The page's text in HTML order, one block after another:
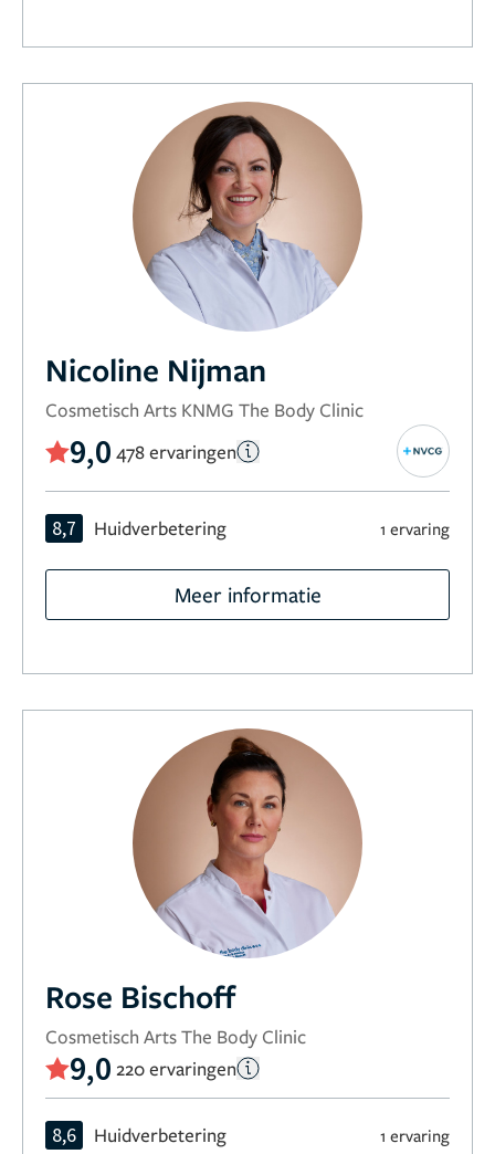
Nicoline Nijman
Cosmetisch Arts KNMG The Body Clinic
9,0 478 ervaringen
8,7 Huidverbetering 1 ervaring
Meer informatie
Rose Bischoff
Cosmetisch Arts The Body Clinic
9,0 220 ervaringen
8,6 Huidverbetering 1 ervaring